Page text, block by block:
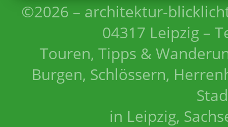
©2026 – architektur-
04317 Leipzig –
Touren, Tipps &
Burgen, Schlössern,
in Leipzig,